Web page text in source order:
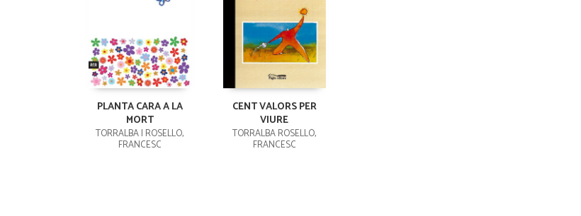
PLANTA CARA A LA
MORT
TORRALBA I ROSELLÓ,
FRANCESC
CENT VALORS PER
VIURE
TORRALBA ROSELLÓ,
FRANCESC